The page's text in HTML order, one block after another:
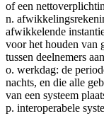
of een
n.
afwikkelende
voor het houden van
tussen deelnemers
o. werkdag: de
nachts, en die alle
van een systeem
p. interoperabele